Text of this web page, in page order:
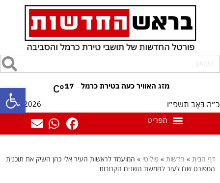
פתח 17
°C
כ״ה בְּאָב תשפ״ו 08/08/2026
דף הבית » חדשות » פוליטי » המועמד לראשות העיר אלי כהן השיק את תוכנית
הספורט שלו לעיר לחמשת השנים הקרובות